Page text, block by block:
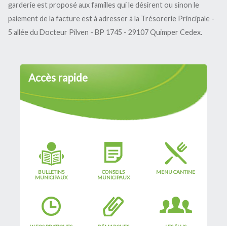
garderie est proposé aux familles qui le désirent ou sinon le
paiement de la facture est à adresser à la Trésorerie Principale -
5 allée du Docteur Pilven - BP 1745 - 29107 Quimper Cedex.
Accès rapide
BULLETINS
MUNICIPAUX
CONSEILS
MUNICIPAUX
MENU CANTINE